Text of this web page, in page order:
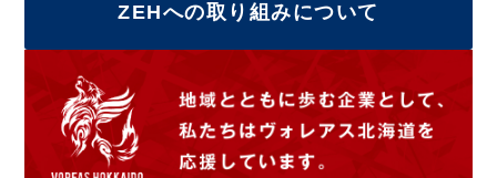
ZEHへの取り組みについて